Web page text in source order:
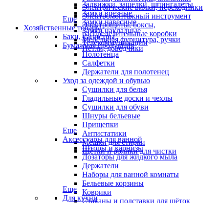
Электрические вилки, переходники
Электромонтажный инструмент
Электрощиты, боксы,
распределительные коробки
Телекоммуникации
Задвижки, защелки, шпингалеты
Замки врезные
Замки навесные
Замки накладные
Мебельная фурнитура, ручки
Петли, доводчики
Еще
Хозяйственные товары
Баки, канистры
Бумажная продукция
Полотенца
Салфетки
Держатели для полотенец
Уход за одеждой и обувью
Сушилки для белья
Гладильные доски и чехлы
Сушилки для обуви
Шнуры бельевые
Прищепки
Антистатики
Мешки для стирки
Щётки и ролики для чистки
Еще
Аксессуары для ванной
Шторы и карнизы
Дозаторы для жидкого мыла
Держатели
Наборы для ванной комнаты
Бельевые корзины
Коврики
Стаканы и подставки для щёток
Еще
Для кухни